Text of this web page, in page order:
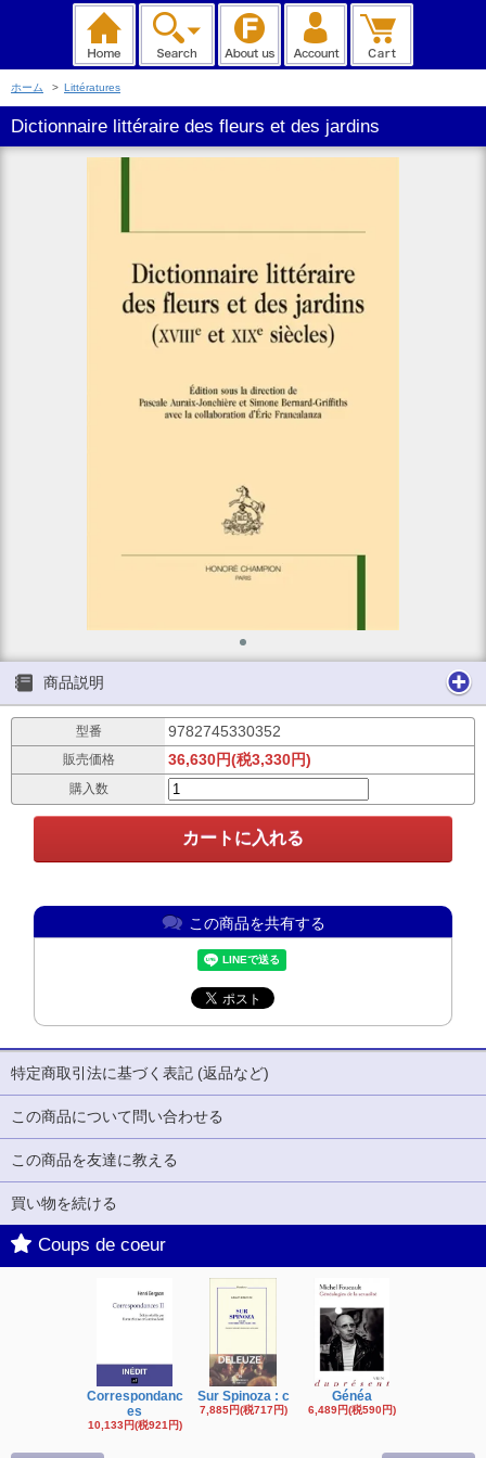
ホーム > Littératures
Dictionnaire littéraire des fleurs et des jardins
商品説明
型番 9782745330352
販売価格 36,630円(税3,330円)
購入数
この商品を共有する
特定商取引法に基づく表記 (返品など)
この商品について問い合わせる
この商品を友達に教える
買い物を続ける
Coups de coeur
Correspondanc
es
10,133円(税921円)
Sur Spinoza : c
7,885円(税717円)
Généa
6,489円(税590円)